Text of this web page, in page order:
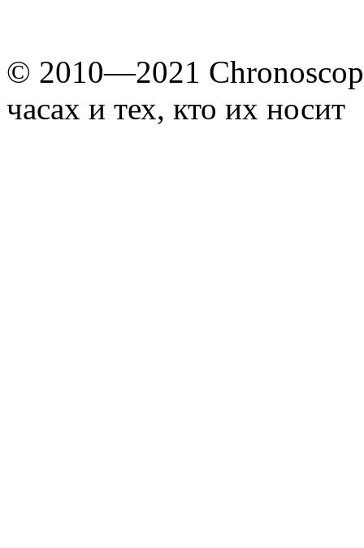
© 2010—2021
часах и тех, кто их носит